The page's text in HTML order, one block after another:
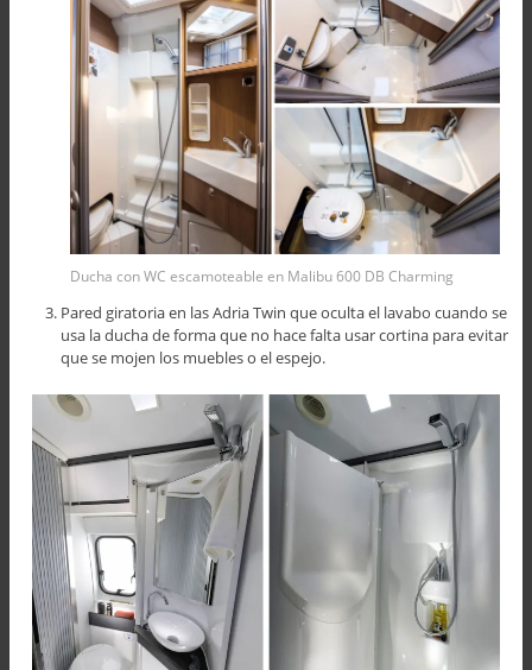
Ducha con WC escamoteable en Malibu 600 DB Charming
Pared giratoria en las Adria Twin que oculta el lavabo cuando se
usa la ducha de forma que no hace falta usar cortina para evitar
que se mojen los muebles o el espejo.